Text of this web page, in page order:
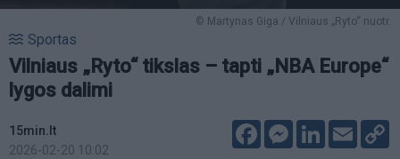
© Martynas Giga / Vilniaus „Ryto“ nuotr.
Sportas
Vilniaus „Ryto“ tikslas – tapti „NBA Europe“
lygos dalimi
15min.lt
2026-02-20 10:02
FacebookMessenger
LinkedIn
Email